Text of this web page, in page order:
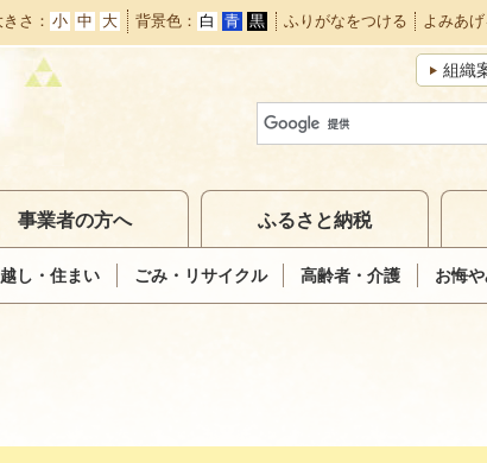
さ 小 中 大 背景色 白 青 黒 ふりがなをつける よみあげ
組織
し・住まい ごみ・リサイクル 高齢者・介護 お悔
事業者の方へ ふるさと納税